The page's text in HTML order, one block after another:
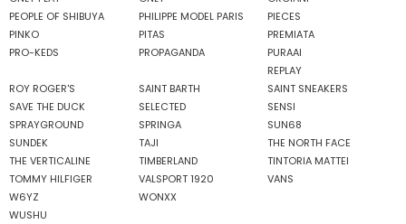
PEOPLE OF SHIBUYA
PHILIPPE MODEL PARIS
PIECES
PINKO
PITAS
PREMIATA
PRO-KEDS
PROPAGANDA
PURAAI
REPLAY
ROY ROGER'S
SAINT BARTH
SAINT SNEAKERS
SAVE THE DUCK
SELECTED
SENSI
SPRAYGROUND
SPRINGA
SUN68
SUNDEK
TAJI
THE NORTH FACE
THE VERTICALINE
TIMBERLAND
TINTORIA MATTEI
TOMMY HILFIGER
VALSPORT 1920
VANS
W6YZ
WONXX
WUSHU